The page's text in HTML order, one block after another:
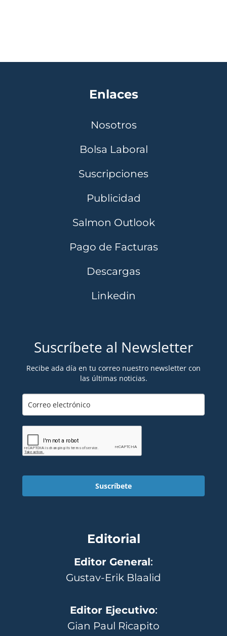
Enlaces
Nosotros
Bolsa Laboral
Suscripciones
Publicidad
Salmon Outlook
Pago de Facturas
Descargas
Linkedin
Suscríbete al Newsletter
Recibe ada día en tu correo nuestro newsletter con
las últimas noticias.
Suscríbete
Editorial
Editor General:
Gustav-Erik Blaalid
Editor Ejecutivo:
Gian Paul Ricapito